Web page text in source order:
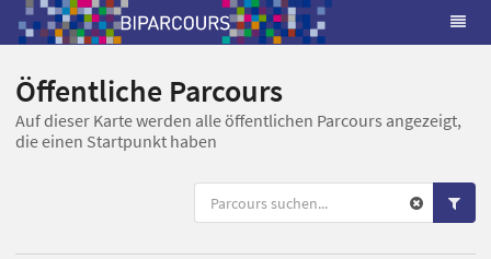
Öffentliche Parcours
Auf dieser Karte werden alle öffentlichen Parcours angezeigt,
die einen Startpunkt haben